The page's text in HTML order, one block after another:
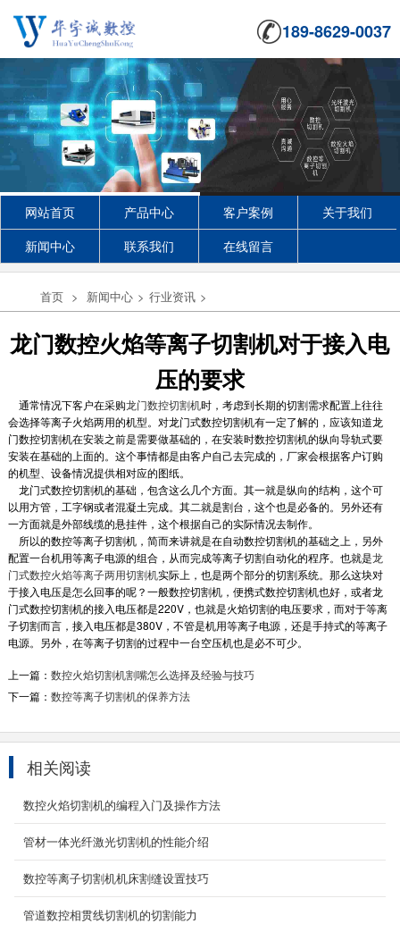
189-8629-0037
网站首页 产品中心 客户案例
关于我们
新闻中心
联系我们 在线留言
首页 > 新闻中心 > 行业资讯 >
龙门数控火焰等离子切割机对于接入电
压的要求
通常情况下客户在采购龙门数控切割机时，考虑到长期的切割需求配置上往往
会选择等离子火焰两用的机型。对龙门式数控切割机有一定了解的，应该知道龙
门数控切割机在安装之前是需要做基础的，在安装时数控切割机的纵向导轨式要
安装在基础的上面的。这个事情都是由客户自己去完成的，厂家会根据客户订购
的机型、设备情况提供相对应的图纸。
龙门式数控切割机的基础，包含这么几个方面。其一就是纵向的结构，这个可
以用方管，工字钢或者混凝土完成。其二就是割台，这个也是必备的。另外还有
一方面就是外部线缆的悬挂件，这个根据自己的实际情况去制作。
所以的数控等离子切割机，简而来讲就是在自动数控切割机的基础之上，另外
配置一台机用等离子电源的组合，从而完成等离子切割自动化的程序。也就是龙
门式数控火焰等离子两用切割机实际上，也是两个部分的切割系统。那么这块对
于接入电压是怎么回事的呢？一般数控切割机，便携式数控切割机也好，或者龙
门式数控切割机的接入电压都是220V，也就是火焰切割的电压要求，而对于等离
子切割而言，接入电压都是380V，不管是机用等离子电源，还是手持式的等离子
电源。另外，在等离子切割的过程中一台空压机也是必不可少。
上一篇： 数控火焰切割机割嘴怎么选择及经验与技巧
下一篇： 数控等离子切割机的保养方法
相关阅读
数控火焰切割机的编程入门及操作方法
管材一体光纤激光切割机的性能介绍
数控等离子切割机机床割缝设置技巧
管道数控相贯线切割机的切割能力
手持式激光焊接机
手持激光焊接机（又名手持式激光焊接机,手持激
光焊接机,手持激光焊机,手持激光焊接机多少钱,
手持激...
2022-03-17